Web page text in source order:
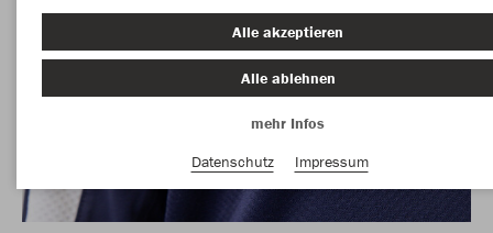
Alle akzeptieren
Alle ablehnen
mehr Infos
Datenschutz
Impressum